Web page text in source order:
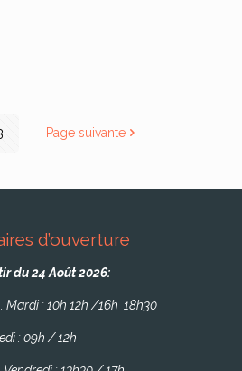
Page suivante
d’ouverture
du 24 Août 2026:
Mardi : 10h 12h /16h 18h30
: 09h / 12h